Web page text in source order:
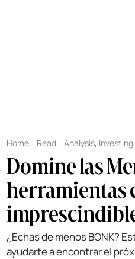
Home, Read,Analysis, Investing
Domine las
herramientas
¿Echas de menos BONK?
ayudarte a encontrar el